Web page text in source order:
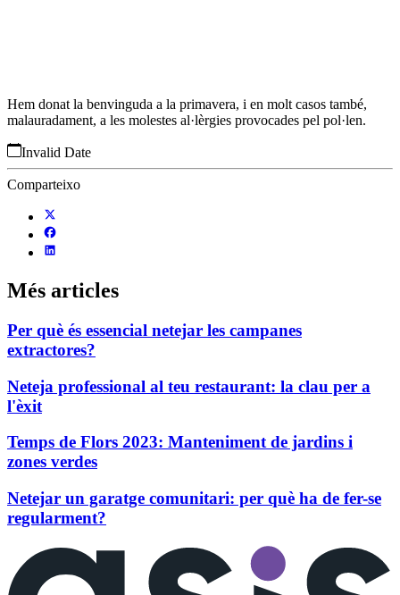
Hem donat la benvinguda a la primavera, i en molt casos també,
malauradament, a les molestes al·lèrgies provocades pel pol·len.
Invalid Date
Comparteixo
Més articles
Per què és essencial netejar les campanes
extractores?
Neteja professional al teu restaurant: la clau per a
l'èxit
Temps de Flors 2023: Manteniment de jardins i
zones verdes
Netejar un garatge comunitari: per què ha de fer-se
regularment?